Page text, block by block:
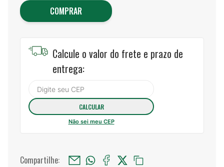
COMPRAR
Calcule o valor do frete e prazo de
entrega:
Não sei meu CEP
Compartilhe: